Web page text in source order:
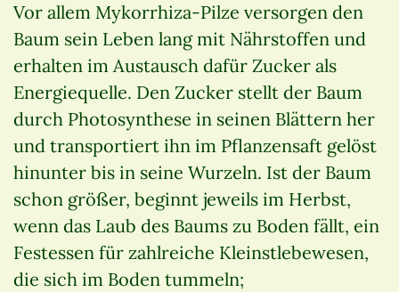
Vor allem Mykorrhiza-Pilze versorgen den
Baum sein Leben lang mit Nährstoffen und
erhalten im Austausch dafür Zucker als
Energiequelle. Den Zucker stellt der Baum
durch Photosynthese in seinen Blättern her
und transportiert ihn im Pflanzensaft gelöst
hinunter bis in seine Wurzeln. Ist der Baum
schon größer, beginnt jeweils im Herbst,
wenn das Laub des Baums zu Boden fällt, ein
Festessen für zahlreiche Kleinstlebewesen,
die sich im Boden tummeln;